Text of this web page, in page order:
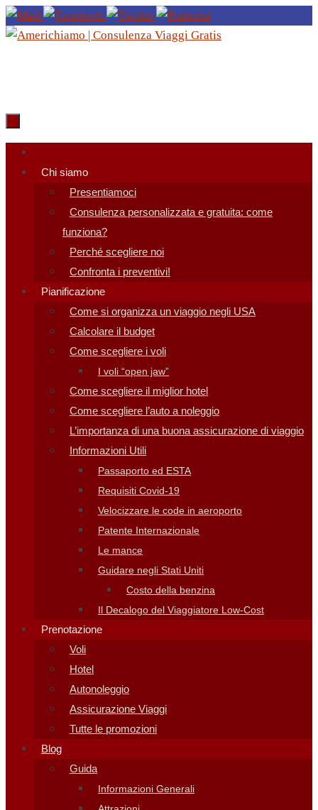
Salta
al
Salta
contenuto
Chi siamo
Presentiamoci
Consulenza personalizzata e gratuita: come
funziona?
Perché scegliere noi
Confronta i preventivi!
Pianificazione
Come si organizza un viaggio negli USA
Calcolare il budget
Come scegliere i voli
I voli “open jaw”
Come scegliere il miglior hotel
Come scegliere l’auto a noleggio
L’importanza di una buona assicurazione di viaggio
Informazioni Utili
Passaporto ed ESTA
Requisiti Covid-19
Velocizzare le code in aeroporto
Patente Internazionale
Le mance
Guidare negli Stati Uniti
Costo della benzina
Il Decalogo del Viaggiatore Low-Cost
Prenotazione
Voli
Hotel
Autonoleggio
Assicurazione Viaggi
Tutte le promozioni
Blog
Guida
Informazioni Generali